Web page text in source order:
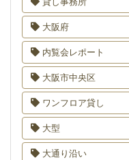
大阪府
内覧会レポート
大阪市中央区
ワンフロア貸し
大型
大通り沿い